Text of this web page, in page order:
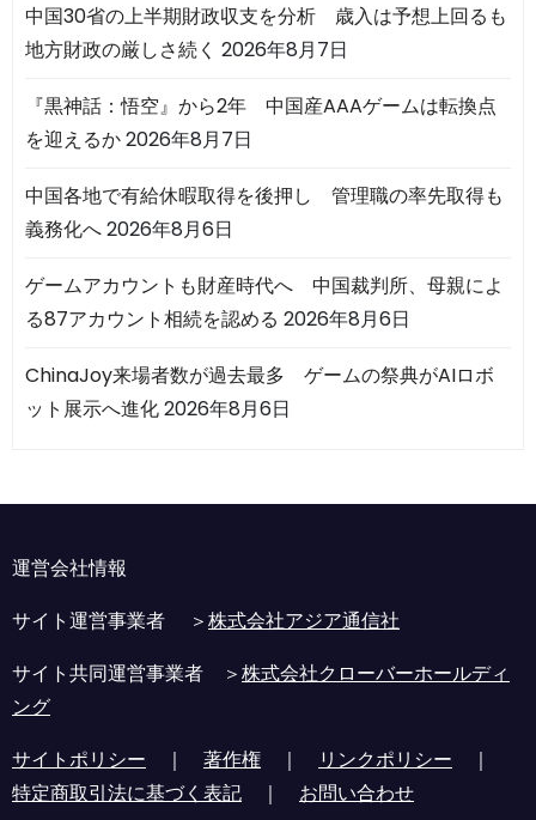
中国30省の上半期財政収支を分析 歳入は予想上回るも
地方財政の厳しさ続く 2026年8月7日
『黒神話：悟空』から2年 中国産AAAゲームは転換点
を迎えるか2026年8月7日
中国各地で有給休暇取得を後押し 管理職の率先取得も
義務化へ2026年8月6日
ゲームアカウントも財産時代へ 中国裁判所、母親によ
る87アカウント相続を認める 2026年8月6日
ChinaJoy来場者数が過去最多 ゲームの祭典がAIロボ
ット展示へ進化2026年8月6日
運営会社情報
サイト運営事業者 ＞株式会社アジア通信社
サイト共同運営事業者 ＞株式会社クローバーホールディ
ング
サイトポリシー ｜ 著作権 ｜ リンクポリシー ｜
特定商取引法に基づく表記 ｜ お問い合わせ